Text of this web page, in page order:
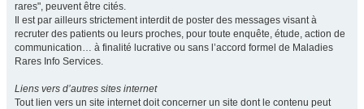
rares", peuvent être cités.
Il est par ailleurs strictement interdit de poster des messages visant à
recruter des patients ou leurs proches, pour toute enquête, étude, action de
communication… à finalité lucrative ou sans l’accord formel de Maladies
Rares Info Services.
Liens vers d’autres sites internet
Tout lien vers un site internet doit concerner un site dont le contenu peut